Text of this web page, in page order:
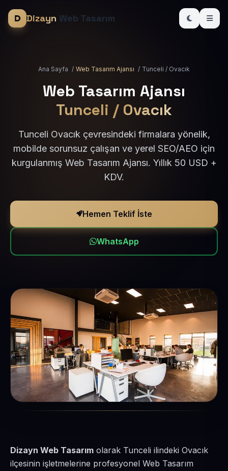
Dizayn Web Tasarım
Ana Sayfa / Web Tasarım Ajansı / Tunceli / Ovacık
Web Tasarım Ajansı
Tunceli / Ovacık
Tunceli Ovacık çevresindeki firmalara yönelik,
mobilde sorunsuz çalışan ve yerel SEO/AEO için
kurgulanmış Web Tasarım Ajansı. Yıllık 50 USD +
KDV.
Hemen Teklif İste
WhatsApp
Dizayn Web Tasarım olarak Tunceli ilindeki Ovacık
ilçesinin işletmelerine profesyonel Web Tasarım